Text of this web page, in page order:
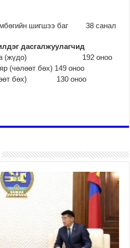
шигшээ баг 38 санал
(жүдо) 192 оноо
(чөлөөт бөх) 149 оноо
бөх) 130 оноо